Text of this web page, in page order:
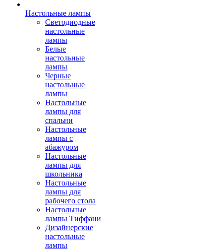
Настольные лампы
Светодиодные
настольные
лампы
Белые
настольные
лампы
Черные
настольные
лампы
Настольные
лампы для
спальни
Настольные
лампы с
абажуром
Настольные
лампы для
школьника
Настольные
лампы для
рабочего стола
Настольные
лампы Тиффани
Дизайнерские
настольные
лампы